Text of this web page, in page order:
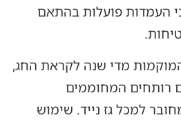
העמדות פועלות בהתאם
מדי שנה לקראת החג,
רותחים המחוממים
למכל גז נייד. שימוש